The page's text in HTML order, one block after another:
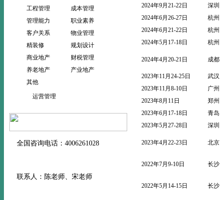
工程管理
成本管理
管理能力
职业素养
客户关系
物业管理
精装修
规划设计
商业地产
财税管理
养老地产
产业地产
其他
运营管理
全国咨询电话：4006261028
联系人：陈老师、宋老师
2024年9月21-22日
深圳
2024年6月26-27日
杭州
2024年6月21-22日
杭州
2024年5月17-18日
杭州
2024年4月20-21日 成都
2023年11月24-25日
武汉
2023年11月8-10日
广
2023年8月11日
郑州
2023年6月17-18日
青岛
2023年5月27-28日
深圳
2023年4月22-23日 北京
2022年7月9-10日 长沙
2022年5月14-15日 长沙